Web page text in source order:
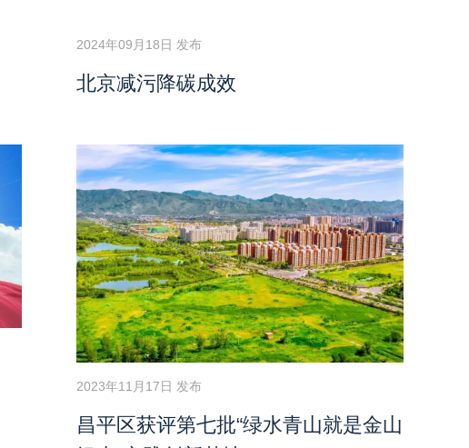
2024年09月18日 发布
北京减污降碳成效
2023年11月17日 发布
昌平区获评第七批“绿水青山就是金山